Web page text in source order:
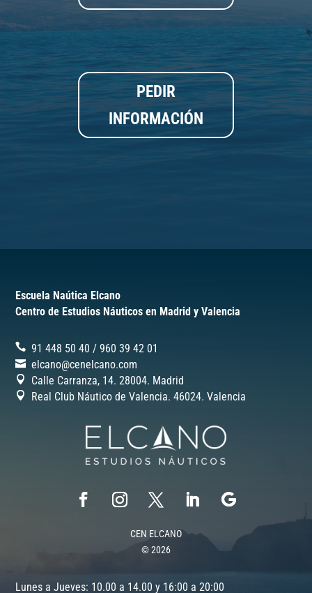
PEDIR
INFORMACIÓN
Escuela Naútica Elcano
Centro de Estudios Náuticos en Madrid y Valencia
91 448 50 40 /‎960 39 42 01
elcano@cenelcano.com
Calle Carranza, 14. 28004. Madrid
Real Club Náutico de Valencia. 46024. Valencia
CEN ELCANO
© 2026
Lunes a Jueves: 10.00 a 14.00 y 16:00 a 20:00